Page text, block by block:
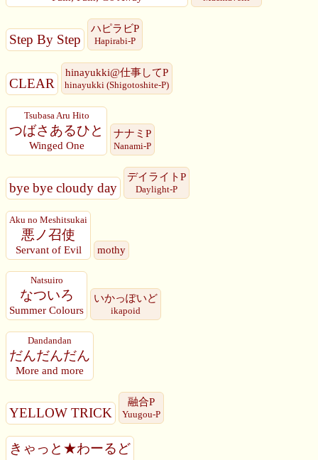
Step By Step
ハピラビP
Hapirabi-P
CLEAR
hinayukki@仕事してP
hinayukki (Shigotoshite-P)
Tsubasa Aru Hito
つばさあるひと
Winged One
ナナミP
Nanami-P
bye bye cloudy day
デイライトP
Daylight-P
Aku no Meshitsukai
悪ノ召使
Servant of Evil mothy
Natsuiro
なついろ
Summer Colours
いかっぽいど
ikapoid
Dandandan
だんだんだん
More and more
YELLOW TRICK
融合P
Yuugou-P
きゃっと★わーるど